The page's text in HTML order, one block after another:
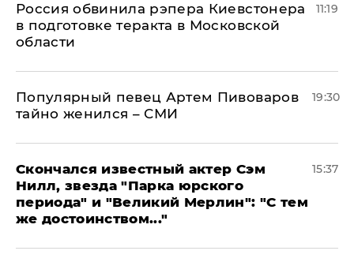
Россия обвинила рэпера Киевстонера
в подготовке теракта в Московской
области
11:19
Популярный певец Артем Пивоваров
тайно женился – СМИ
19:30
Скончался известный актер Сэм
Нилл, звезда "Парка юрского
периода" и "Великий Мерлин": "С тем
же достоинством..."
15:37